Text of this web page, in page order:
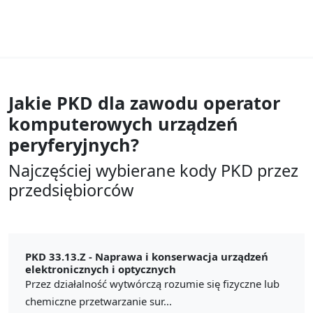
Jakie PKD dla zawodu operator
komputerowych urządzeń
peryferyjnych?
Najczęściej wybierane kody PKD przez
przedsiębiorców
PKD 33.13.Z - Naprawa i konserwacja urządzeń
elektronicznych i optycznych
Przez działalność wytwórczą rozumie się fizyczne lub
chemiczne przetwarzanie sur...